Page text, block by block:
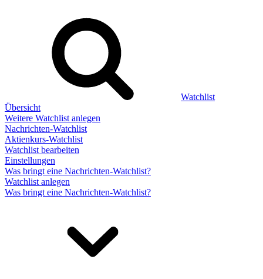
Watchlist
Übersicht
Weitere Watchlist anlegen
Nachrichten-Watchlist
Aktienkurs-Watchlist
Watchlist bearbeiten
Einstellungen
Was bringt eine Nachrichten-Watchlist?
Watchlist anlegen
Was bringt eine Nachrichten-Watchlist?